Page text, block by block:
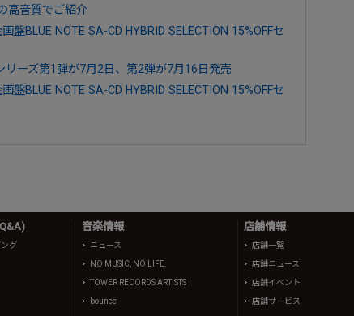
高音質でご紹介
盤BLUE NOTE SA-CD HYBRID SELECTION 15%OFFセ
ーズ第1弾が7月2日、第2弾が7月16日発売
盤BLUE NOTE SA-CD HYBRID SELECTION 15%OFFセ
グ
音楽情報
ニュース
NO MUSIC, NO LIFE.
TOWER RECORDS ARTISTS
bounce
店舗情報
店舗一覧
店舗ニュース
店舗イベント
店舗サービス